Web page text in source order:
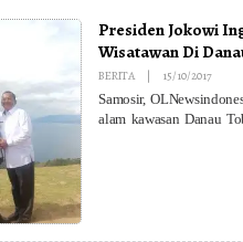
Presiden Jokowi
Wisatawan Di
BERITA | 15/10/2017By
Samosir,
alam kawasan Danau